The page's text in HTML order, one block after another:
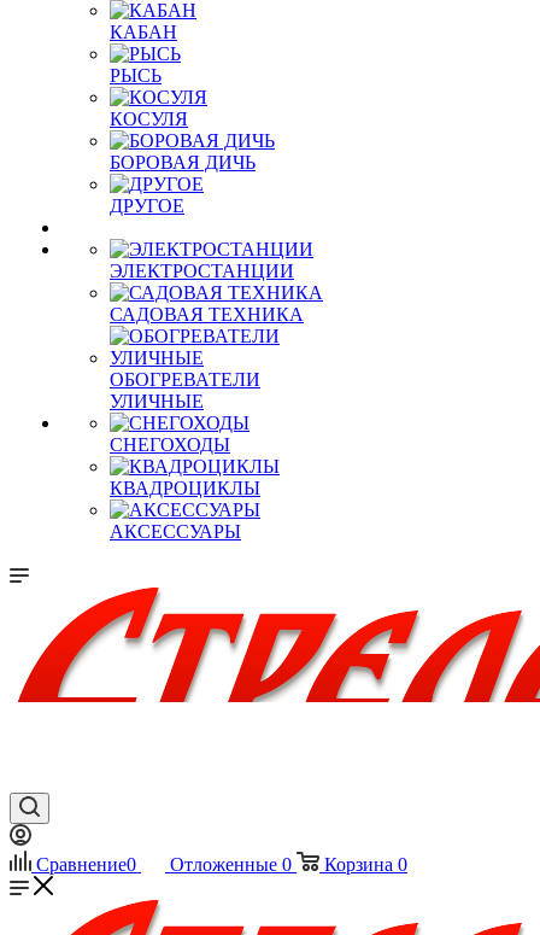
КАБАН
РЫСЬ
КОСУЛЯ
БОРОВАЯ ДИЧЬ
ДРУГОЕ
ЭЛЕКТРОСТАНЦИИ
САДОВАЯ ТЕХНИКА
ОБОГРЕВАТЕЛИ
УЛИЧНЫЕ
СНЕГОХОДЫ
КВАДРОЦИКЛЫ
АКСЕССУАРЫ
Сравнение0 Отложенные 0 Корзина 0